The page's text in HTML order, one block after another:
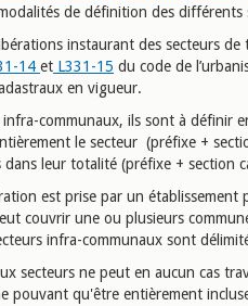
de définition des différents
instaurant des secteurs
14 et L331-15 du code de
en vigueur.
infra-communaux, ils sont à définir
le secteur (préfixe +
dans leur totalité (préfixe + section
est prise par un
couvrir une ou plusieurs
infra-communaux sont
secteurs ne peut en aucun cas
pouvant qu'être entièrement